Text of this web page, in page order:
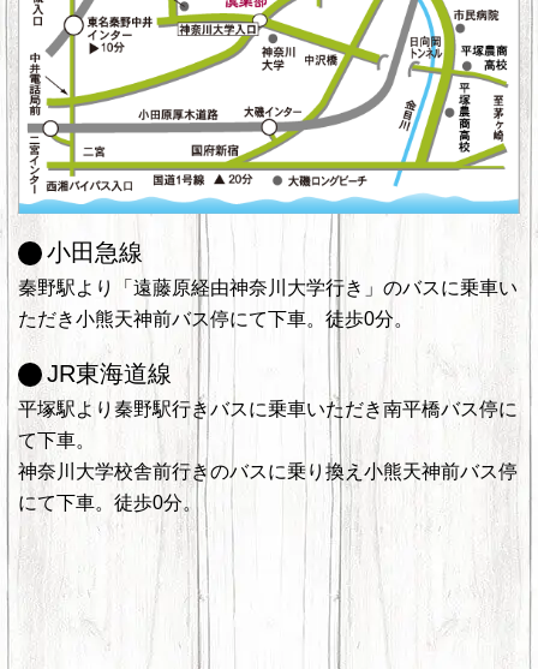
小田急線
秦野駅より「遠藤原経由神奈川大学行き」のバスに乗車い
ただき小熊天神前バス停にて下車。徒歩0分。
JR東海道線
平塚駅より秦野駅行きバスに乗車いただき南平橋バス停に
て下車。
神奈川大学校舎前行きのバスに乗り換え小熊天神前バス停
にて下車。徒歩0分。